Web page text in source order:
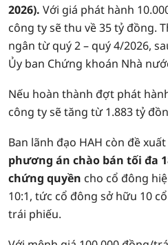
2026). Với giá phát hành
công ty sẽ thu về 35 tỷ đồng.
ngân từ quý 2 – quý 4/2026,
Ủy ban Chứng khoán Nhà
Nếu hoàn thành đợt phát
công ty sẽ tăng từ 1.883 tỷ
Ban lãnh đạo HAH còn đề
phương án chào bán tối đa
chứng quyền cho cổ đông
10:1, tức cổ đông sở hữu 10
trái phiếu.